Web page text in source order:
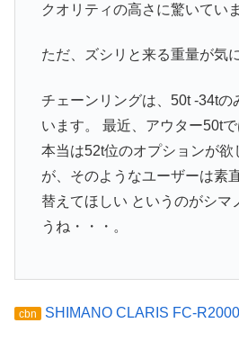
クオリティの高さに驚いていま
ただ、ズシリと来る重量が気
チェーンリングは、50t -34tの
います。 最近、アウター50tで
本当は52t位のオプションが欲
が、そのようなユーザーは素
替えてほしい というのがシマ
うね・・・。
cbn SHIMANO CLARIS FC-R2000